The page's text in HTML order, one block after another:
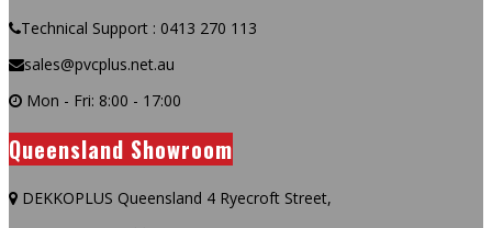
Technical Support : 0413 270 113
sales@pvcplus.net.au
Mon - Fri: 8:00 - 17:00
Queensland Showroom
DEKKOPLUS Queensland 4 Ryecroft Street,